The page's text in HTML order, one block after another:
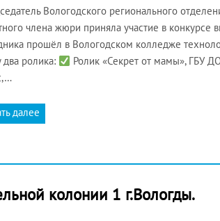
Вологодского регионального
члена жюри приняла участие в
прошёл в Вологодском колледже
два ролика:
Ролик «Секрет от мамы», ГБУ
далее
колонии 1 г.Вологды.